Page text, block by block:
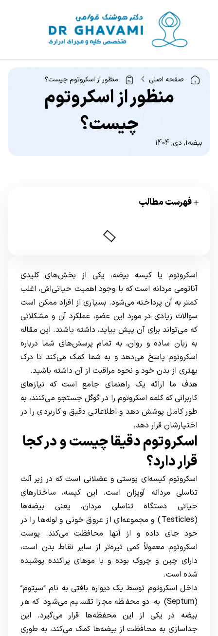
صفحه اصلی منظور از اسکروتوم چیست؟
منظور از اسکروتوم
چیست؟
بیضه1, دی, 1404
فهرست مطالب
اسکروتوم یا کیسه بیضه، یکی از بخش‌های کلیدی
آناتومی مردانه است که با وجود اهمیت حیاتی‌اش، اغلب
کمتر به آن پرداخته می‌شود. بسیاری از افراد ممکن است
سوالات زیادی در مورد این عضو، عملکرد آن و مشکلاتی
که می‌تواند برای آن پیش بیاید، داشته باشند. این مقاله
به زبان ساده و روان، به تمام پرسش‌های شما درباره
اسکروتوم پاسخ می‌دهد و به شما کمک می‌کند تا درک
بهتری از بدن خود و نحوه مراقبت از آن داشته باشید.
هدف ما ارائه یک راهنمای جامع است که نیازهای
کاربرانی که کلمه اسکروتوم را در گوگل جستجو می‌کنند، به
طور کامل پوشش دهد و اطلاعاتی دقیق و کاربردی را در
اختیارشان قرار دهد.
اسکروتوم دقیقا چیست و در کجا
قرار دارد؟
اسکروتوم کیسه‌ای پوستی و عضلانی است که در زیر آلت
تناسلی مردانه آویزان است. این کیسه، ساختارهای
حیاتی دستگاه تناسلی مردان، یعنی بیضه‌ها
(Testicles) و مجموعه‌ای از عروق خونی و لوله‌ها را در
خود جای داده و از آنها محافظت می‌کند. پوست
اسکروتوم معمولاً کمی تیره‌تر از سایر نقاط بدن است،
دارای چین و چروک بوده و با موهای پراکنده پوشیده
شده است.
داخل اسکروتوم توسط یک دیواره بافتی به نام “سپتوم”
(Septum) به دو محفظه مجزا تقسیم می‌شود که هر
بیضه در یکی از این محفظه‌ها قرار می‌گیرد. این
جداسازی به محافظت از بیضه‌ها کمک می‌کند، به طوری